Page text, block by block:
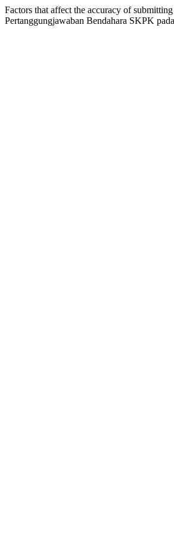
Factors that affect the accuracy of
Pertanggungjawaban Bendahara SKPK